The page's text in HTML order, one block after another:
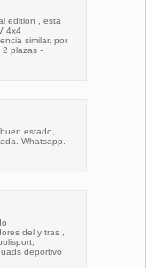
edition , esta
4x4
similar. por
2 plazas -
estado,
Whatsapp.
del y tras ,
deportivo